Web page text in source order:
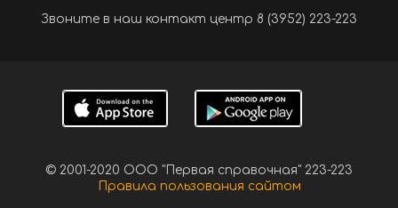
Звоните в наш контакт центр 8 (3952) 223-223
© 2001-2020 ООО "Первая справочная" 223-223
Правила пользования сайтом